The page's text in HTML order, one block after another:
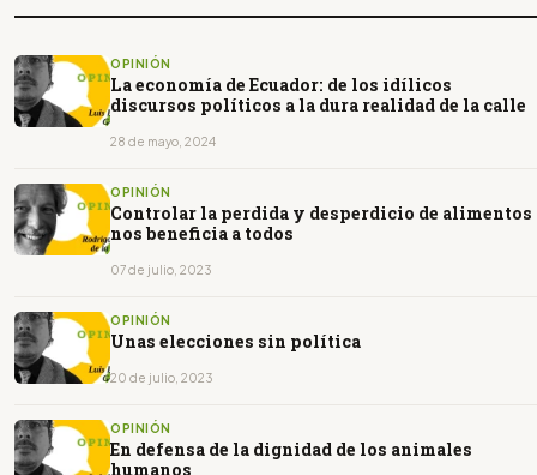
OPINIÓN
La economía de Ecuador: de los idílicos
discursos políticos a la dura realidad de la calle
28 de mayo, 2024
OPINIÓN
Controlar la perdida y desperdicio de alimentos
nos beneficia a todos
07 de julio, 2023
OPINIÓN
Unas elecciones sin política
20 de julio, 2023
OPINIÓN
En defensa de la dignidad de los animales
humanos